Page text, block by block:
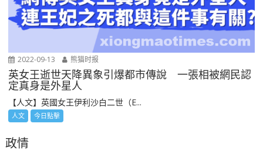
2022-09-13 熊猫时报
英女王逝世天降異象引爆都市傳說 一張相被網民認
定真身是外星人
【人文】英國女王伊利沙白二世（E...
人文 今日點擊
政情